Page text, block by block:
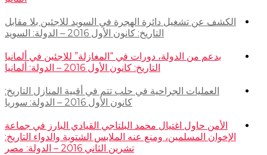
الكشف عن تشغيل دائرة الهجرة في السويد للاجئين بلا مقابل
التاريخ: كانون الأول 2016 – الدولة: السويد
بدعم من الدولة، دورات في “المغازلة” للاجئين في ألمانيا
التاريخ: كانون الأول 2016 – الدولة: ألمانيا
العمليات الجراحية في حلب تتم في أقبية المنازل التاريخ:
كانون الأول 2016 – الدولة: سوريا
الأمن حاول اغتيال محمد البلتاجي القيادي البارز في جماعة
الإخوان المسلمين، ومنع عنه الملابس الشتوية والدواء التاريخ:
تشرين الثاني 2016 – الدولة: مصر